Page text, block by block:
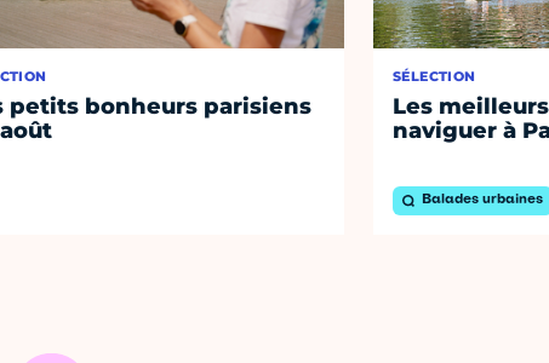
petits bonheurs parisiens
SÉLECTION
Les
naviguer à
Balades urbaines